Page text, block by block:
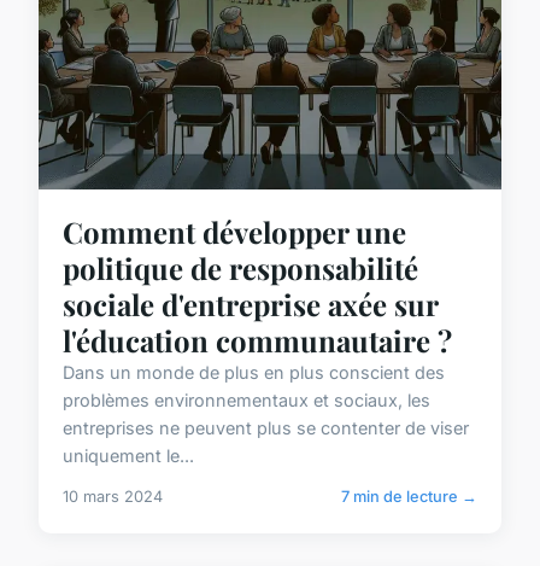
Comment développer une
politique de responsabilité
sociale d'entreprise axée sur
l'éducation communautaire ?
Dans un monde de plus en plus conscient des
problèmes environnementaux et sociaux, les
entreprises ne peuvent plus se contenter de viser
uniquement le...
10 mars 2024 7 min de lecture →